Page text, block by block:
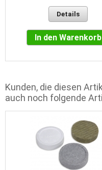
Details
In den Warenkorb
Kunden, die diesen
auch noch folgende